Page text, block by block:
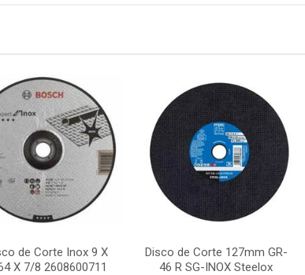
de Corte Inox 9 X
X 7/8 2608600711
Disco de Corte 127mm GR-
46 R SG-INOX Steelox